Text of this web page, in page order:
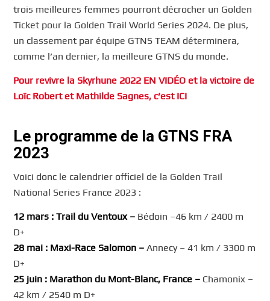
trois meilleures femmes pourront décrocher un Golden
Ticket pour la Golden Trail World Series 2024. De plus,
un classement par équipe GTNS TEAM déterminera,
comme l’an dernier, la meilleure GTNS du monde.
Pour revivre la Skyrhune 2022 EN VIDÉO et la victoire de
Loïc Robert et Mathilde Sagnes, c’est ICI
Le programme de la GTNS FRA
2023
Voici donc le calendrier officiel de la Golden Trail
National Series France 2023 :
12 mars : Trail du Ventoux – Bédoin –46 km / 2400 m
D+
28 mai : Maxi-Race Salomon –Annecy – 41 km / 3300 m
D+
25 juin : Marathon du Mont-Blanc, France – Chamonix –
42 km / 2540 m D+